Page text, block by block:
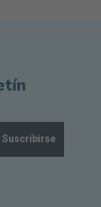
Suscribirse